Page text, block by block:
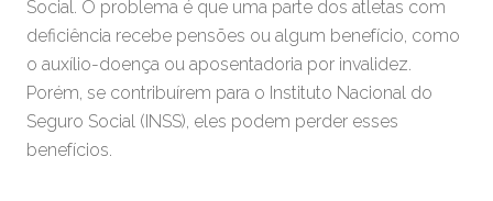
Social. O problema é que uma parte dos atletas com
deficiência recebe pensões ou algum benefício, como
o auxílio-doença ou aposentadoria por invalidez.
Porém, se contribuírem para o Instituto Nacional do
Seguro Social (INSS), eles podem perder esses
benefícios.